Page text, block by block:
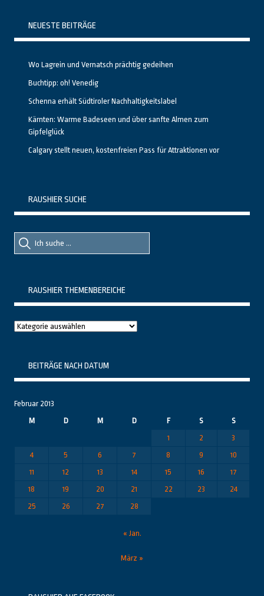
NEUESTE BEITRÄGE
Wo Lagrein und Vernatsch prächtig gedeihen
Buchtipp: oh! Venedig
Schenna erhält Südtiroler Nachhaltigkeitslabel
Kärnten: Warme Badeseen und über sanfte Almen zum
Gipfelglück
Calgary stellt neuen, kostenfreien Pass für Attraktionen vor
RAUSHIER SUCHE
Suche
nach::
Suche
nach:
RAUSHIER THEMENBEREICHE
Raushier
BEITRÄGE NACH DATUM
Februar 2013
M
D M D F S
S
1
2
3
4
5 6 7 8 9
10
11
12 13 14 15 16
17
18
19 20 21 22 23
24
25
26 27 28
« Jan.
März »